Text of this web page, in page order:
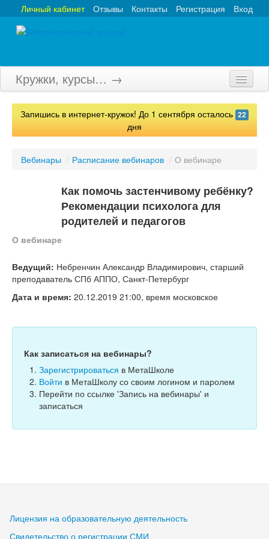
Вход
Регистрация
Контакты
Отзывы
Личный кабинет
Кружки, курсы… →
Главная
Конкурсы
Вебинары
Тесты
Книги
Запишись в интернет-кружок! До 1 сентября осталось 22
дня
Вебинары / Расписание вебинаров / О вебинаре
Как помочь застенчивому ребёнку?
Рекомендации психолога для
родителей и педагогов
О вебинаре
Ведущий: Небренчин Александр Владимирович, старший
преподаватель СПб АППО, Санкт-Петербург
Дата и время: 20.12.2019 21:00, время московское
Как записаться на вебинары?
Зарегистрироваться в МетаШколе
Войти в МетаШколу со своим логином и паролем
Перейти по ссылке 'Запись на вебинары' и
записаться
Лицензия на образовательную деятельность
Свидетельство о регистрации СМИ